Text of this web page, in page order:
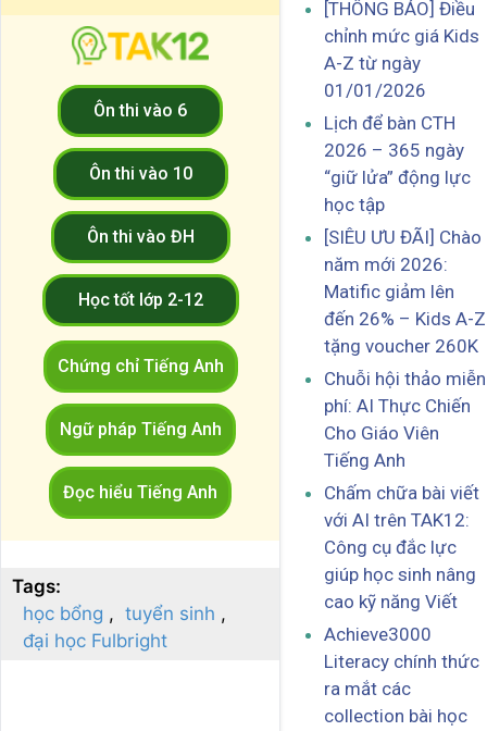
Ôn thi vào 6
Ôn thi vào 10
Ôn thi vào ĐH
Học tốt lớp 2-12
Chứng chỉ Tiếng Anh
Ngữ pháp Tiếng Anh
Đọc hiểu Tiếng Anh
Tags:
học bổng
tuyển sinh
đại học Fulbright
[THÔNG BÁO] Điều
chỉnh mức giá Kids
A-Z từ ngày
01/01/2026
Lịch để bàn CTH
2026 – 365 ngày
“giữ lửa” động lực
học tập
[SIÊU ƯU ĐÃI] Chào
năm mới 2026:
Matific giảm lên
đến 26% – Kids A-Z
tặng voucher 260K
Chuỗi hội thảo miễn
phí: AI Thực Chiến
Cho Giáo Viên
Tiếng Anh
Chấm chữa bài viết
với AI trên TAK12:
Công cụ đắc lực
giúp học sinh nâng
cao kỹ năng Viết
Achieve3000
Literacy chính thức
ra mắt các
collection bài học